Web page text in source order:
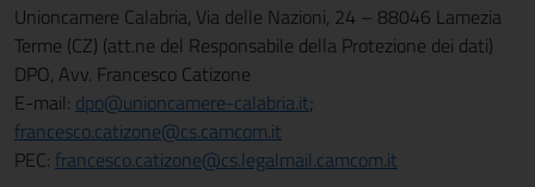
Unioncamere Calabria, Via delle Nazioni, 24 – 88046 Lamezia
Terme (CZ) (att.ne del Responsabile della Protezione dei dati)
DPO, Avv. Francesco Catizone
E-mail: dpo@unioncamere-calabria.it;
francesco.catizone@cs.camcom.it
PEC: francesco.catizone@cs.legalmail.camcom.it